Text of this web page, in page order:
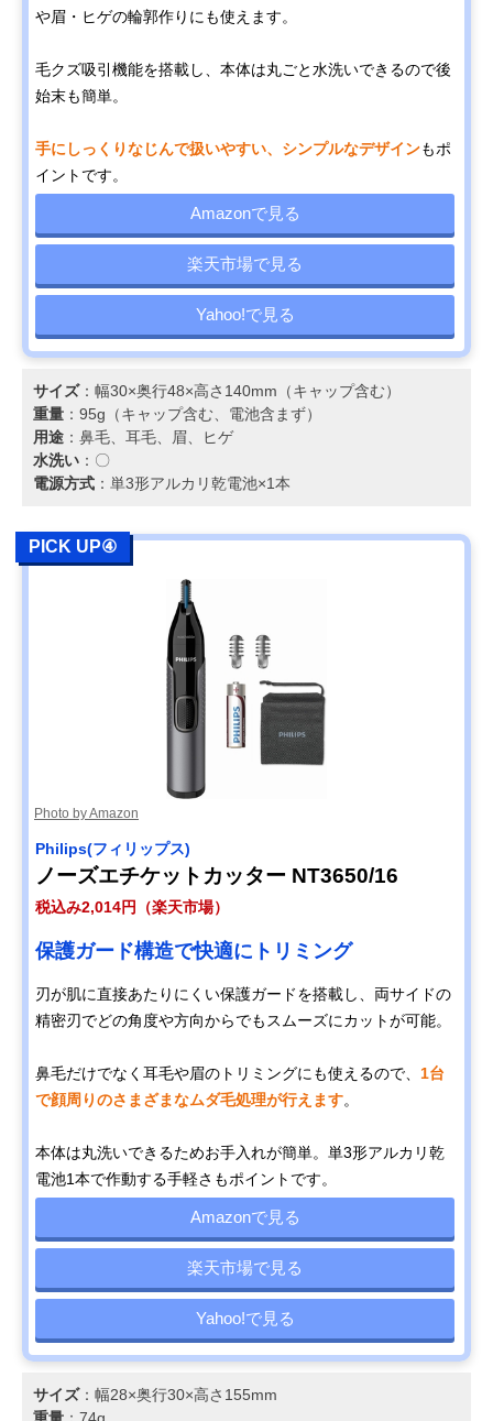
や眉・ヒゲの輪郭作りにも使えます。
毛クズ吸引機能を搭載し、本体は丸ごと水洗いできるので後
始末も簡単。
手にしっくりなじんで扱いやすい、シンプルなデザインもポ
イントです。
Amazonで見る
楽天市場で見る
Yahoo!で見る
サイズ：幅30×奥行48×高さ140mm（キャップ含む）
重量 ：95g（キャップ含む、電池含まず）
用途 ：鼻毛、耳毛、眉、ヒゲ
水洗い ：〇
電源方式 ：単3形アルカリ乾電池×1本
PICK UP④
Photo by Amazon
Philips(フィリップス)
ノーズエチケットカッター NT3650/16
税込み2,014円（楽天市場）
保護ガード構造で快適にトリミング
刃が肌に直接あたりにくい保護ガードを搭載し、両サイドの
精密刃でどの角度や方向からでもスムーズにカットが可能。
鼻毛だけでなく耳毛や眉のトリミングにも使えるので、 1台
で顔周りのさまざまなムダ毛処理が行えます。
本体は丸洗いできるためお手入れが簡単。単3形アルカリ乾
電池1本で作動する手軽さもポイントです。
Amazonで見る
楽天市場で見る
Yahoo!で見る
サイズ：幅28×奥行30×高さ155mm
重量 ：74g